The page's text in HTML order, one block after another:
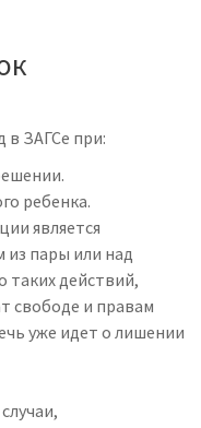
в ЗАГСе при:
ребенка.
является
пары или над
таких действий,
свободе и правам
уже идет о лишении